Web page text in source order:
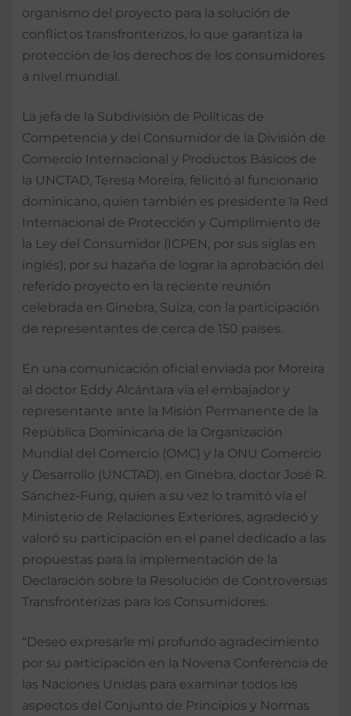
organismo del proyecto para la solución de
conflictos transfronterizos, lo que garantiza la
protección de los derechos de los consumidores
a nivel mundial.
La jefa de la Subdivisión de Políticas de
Competencia y del Consumidor de la División de
Comercio Internacional y Productos Básicos de
la UNCTAD, Teresa Moreira, felicitó al funcionario
dominicano, quien también es presidente la Red
Internacional de Protección y Cumplimiento de
la Ley del Consumidor (ICPEN, por sus siglas en
inglés), por su hazaña de lograr la aprobación del
referido proyecto en la reciente reunión
celebrada en Ginebra, Suiza, con la participación
de representantes de cerca de 150 países.
En una comunicación oficial enviada por Moreira
al doctor Eddy Alcántara vía el embajador y
representante ante la Misión Permanente de la
República Dominicana de la Organización
Mundial del Comercio (OMC) y la ONU Comercio
y Desarrollo (UNCTAD), en Ginebra, doctor José R.
Sánchez-Fung, quien a su vez lo tramitó vía el
Ministerio de Relaciones Exteriores, agradeció y
valoró su participación en el panel dedicado a las
propuestas para la implementación de la
Declaración sobre la Resolución de Controversias
Transfronterizas para los Consumidores.
“Deseo expresarle mi profundo agradecimiento
por su participación en la Novena Conferencia de
las Naciones Unidas para examinar todos los
aspectos del Conjunto de Principios y Normas